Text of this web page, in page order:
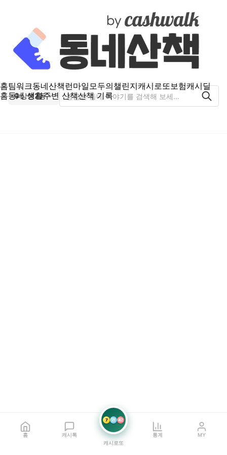
홈팀워크동네산책런마일모두의챌린지캐시로또보험캐시딜
홈동네 생활주변 산책산책 기록
상현2동
홈 캐시톡
7 21 42
캐시로또
통계 MY